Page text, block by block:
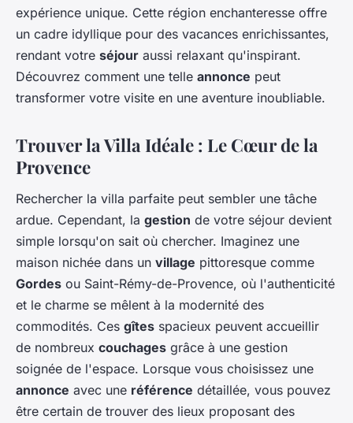
expérience unique. Cette région enchanteresse offre
un cadre idyllique pour des vacances enrichissantes,
rendant votre séjour aussi relaxant qu'inspirant.
Découvrez comment une telle annonce peut
transformer votre visite en une aventure inoubliable.
Trouver la Villa Idéale : Le Cœur de la
Provence
Rechercher la villa parfaite peut sembler une tâche
ardue. Cependant, la gestion de votre séjour devient
simple lorsqu'on sait où chercher. Imaginez une
maison nichée dans un village pittoresque comme
Gordes ou Saint-Rémy-de-Provence, où l'authenticité
et le charme se mêlent à la modernité des
commodités. Ces gîtes spacieux peuvent accueillir
de nombreux couchages grâce à une gestion
soignée de l'espace. Lorsque vous choisissez une
annonce avec une référence détaillée, vous pouvez
être certain de trouver des lieux proposant des